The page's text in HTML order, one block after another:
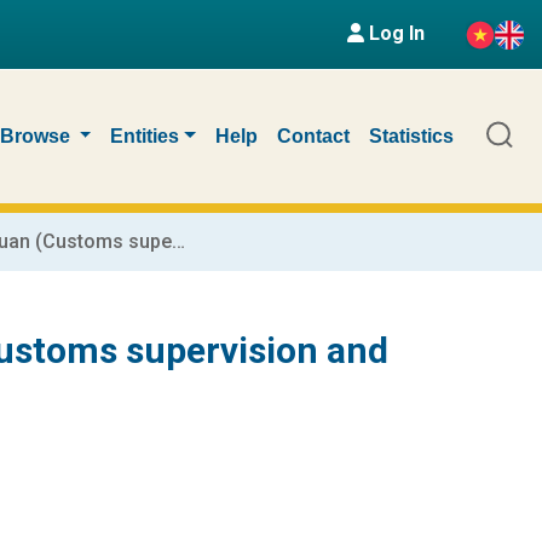
Log In
Browse Entities Help Contact Statistics
Học phần Kiểm tra giám sát hải quan (Customs supervision and inspection)
supervision and